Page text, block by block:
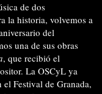
de dos
la historia, volvemos a
del
una de sus obras
, que recibió el
La OSCyL ya
el Festival de Granada,